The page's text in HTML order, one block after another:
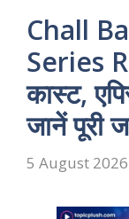
Chall
Series
कास्ट,
जानें पूरी
5 August 2026